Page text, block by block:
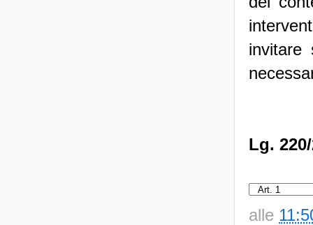
invitare
Lg.
alle